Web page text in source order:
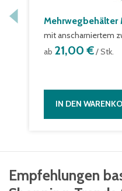
Mehrwegbehälter
mit anscharniertem
ab 21,00 €/ Stk.
IN DEN
Empfehlungen